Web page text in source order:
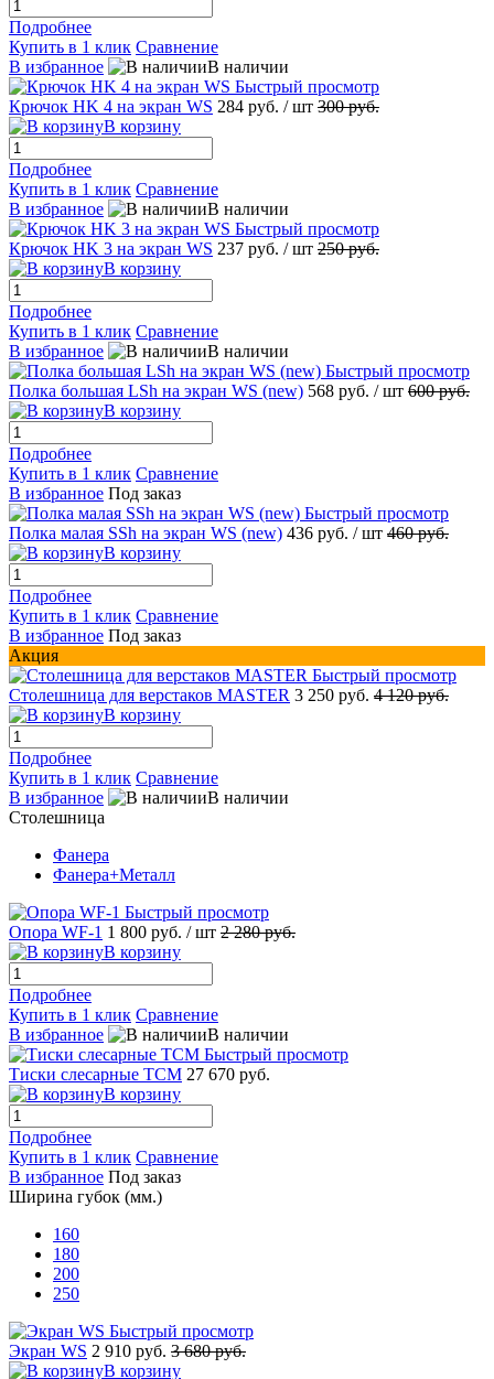
Подробнее
Купить в 1 клик Сравнение
В избранное
В наличии
Быстрый просмотр
Крючок HK 4 на экран WS 284 руб. / шт 300 руб.
В корзину
Подробнее
Купить в 1 клик Сравнение
В избранное
В наличии
Быстрый просмотр
Крючок HK 3 на экран WS 237 руб. / шт 250 руб.
В корзину
Подробнее
Купить в 1 клик Сравнение
В избранное
В наличии
Быстрый просмотр
Полка большая LSh на экран WS (new) 568 руб. / шт 600 руб.
В корзину
Подробнее
Купить в 1 клик Сравнение
В избранное Под заказ
Быстрый просмотр
Полка малая SSh на экран WS (new) 436 руб. / шт 460 руб.
В корзину
Подробнее
Купить в 1 клик Сравнение
В избранное Под заказ
Акция
Быстрый просмотр
Столешница для верстаков MASTER 3 250 руб. 4 120 руб.
В корзину
Подробнее
Купить в 1 клик Сравнение
В избранное
В наличии
Столешница
Фанера
Фанера+Металл
Быстрый просмотр
Опора WF-1 1 800 руб. / шт 2 280 руб.
В корзину
Подробнее
Купить в 1 клик Сравнение
В избранное
В наличии
Быстрый просмотр
Тиски слесарные ТСМ 27 670 руб.
В корзину
Подробнее
Купить в 1 клик Сравнение
В избранное Под заказ
Ширина губок (мм.)
160
180
200
250
Быстрый просмотр
Экран WS 2 910 руб. 3 680 руб.
В корзину